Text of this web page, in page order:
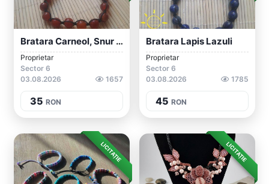
Bratara Carneol, Snur Ajustabil
Proprietar
Sector 6
03.08.2026
1657
35 RON
Bratara Lapis Lazuli
Proprietar
Sector 6
03.08.2026
1785
45 RON
LICITAȚIE LICITAȚIE